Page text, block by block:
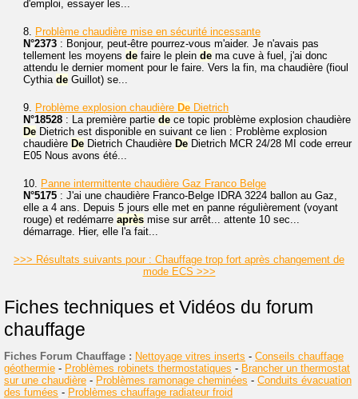
d'emploi, essayer les...
8. Problème chaudière mise en sécurité incessante
N°2373 : Bonjour, peut-être pourrez-vous m'aider. Je n'avais pas
tellement les moyens de faire le plein de ma cuve à fuel, j'ai donc
attendu le dernier moment pour le faire. Vers la fin, ma chaudière (fioul
Cythia de Guillot) se...
9. Problème explosion chaudière De Dietrich
N°18528 : La première partie de ce topic problème explosion chaudière
De Dietrich est disponible en suivant ce lien : Problème explosion
chaudière De Dietrich Chaudière De Dietrich MCR 24/28 MI code erreur
E05 Nous avons été...
10. Panne intermittente chaudière Gaz Franco Belge
N°5175 : J'ai une chaudière Franco-Belge IDRA 3224 ballon au Gaz,
elle a 4 ans. Depuis 5 jours elle met en panne régulièrement (voyant
rouge) et redémarre après mise sur arrêt... attente 10 sec...
démarrage. Hier, elle l'a fait...
>>> Résultats suivants pour : Chauffage trop fort après changement de
mode ECS >>>
Fiches techniques et Vidéos du forum
chauffage
Fiches Forum Chauffage : Nettoyage vitres inserts - Conseils chauffage
géothermie - Problèmes robinets thermostatiques - Brancher un thermostat
sur une chaudière - Problèmes ramonage cheminées - Conduits évacuation
des fumées - Problèmes chauffage radiateur froid